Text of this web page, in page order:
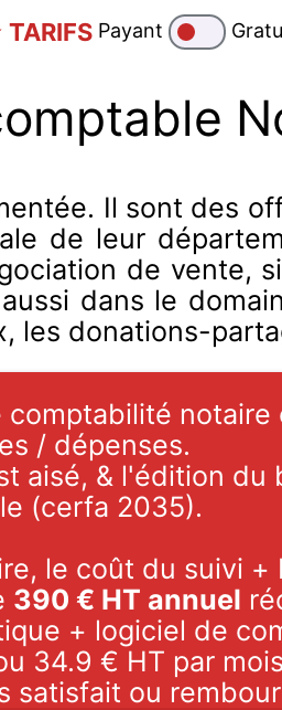
TARIFS Payant
Il sont des
de leur
de vente,
dans le
les donations-
comptabilité notaire
/ dépenses.
aisé, & l'édition du
(cerfa 2035).
le coût du suivi +
390 € HT annuel
+ logiciel de
34.9 € HT par
satisfait ou